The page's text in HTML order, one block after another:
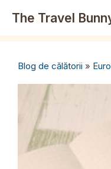
The Travel
Blog de călătorii »